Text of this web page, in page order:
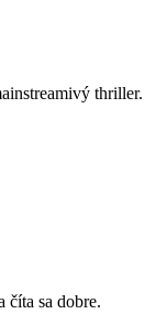
thriller.
číta sa dobre.